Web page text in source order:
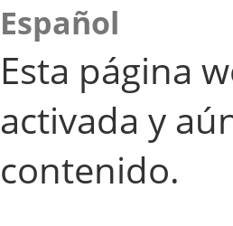
Español
Esta página
activada y
contenido.